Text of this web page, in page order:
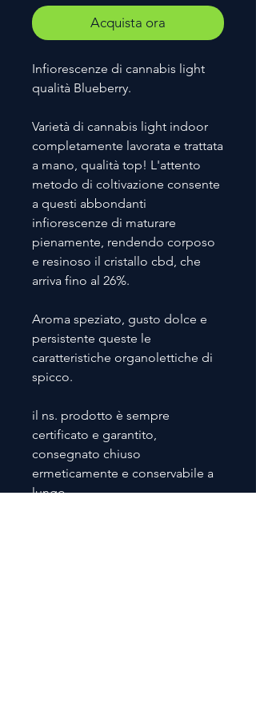
Acquista ora
Infiorescenze di cannabis light
qualità Blueberry.
Varietà di cannabis light indoor
completamente lavorata e trattata
a mano, qualità top! L'attento
metodo di coltivazione consente
a questi abbondanti
infiorescenze di maturare
pienamente, rendendo corposo
e resinoso il cristallo cbd, che
arriva fino al 26%.
Aroma speziato, gusto dolce e
persistente queste le
caratteristiche organolettiche di
spicco.
il ns. prodotto è sempre
certificato e garantito,
consegnato chiuso
ermeticamente e conservabile a
lungo.